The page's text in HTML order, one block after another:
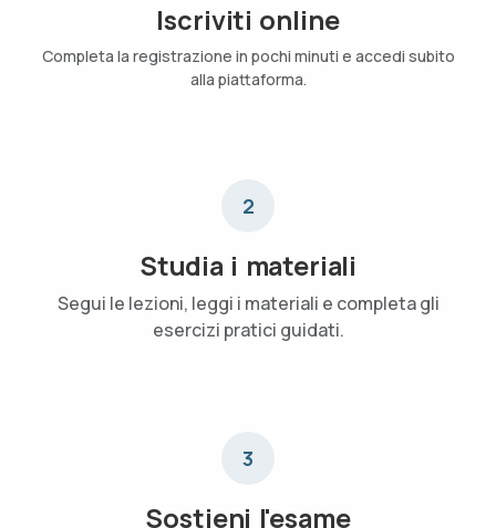
Iscriviti online
Completa la registrazione in pochi minuti e accedi subito
alla piattaforma.
2
Studia i materiali
Segui le lezioni, leggi i materiali e completa gli
esercizi pratici guidati.
3
Sostieni l'esame